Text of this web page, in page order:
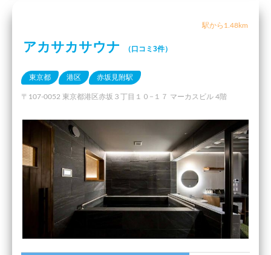
駅から1.48km
アカサカサウナ （口コミ3件）
東京都 港区 赤坂見附駅
〒107-0052 東京都港区赤坂３丁目１０−１７ マーカスビル 4階